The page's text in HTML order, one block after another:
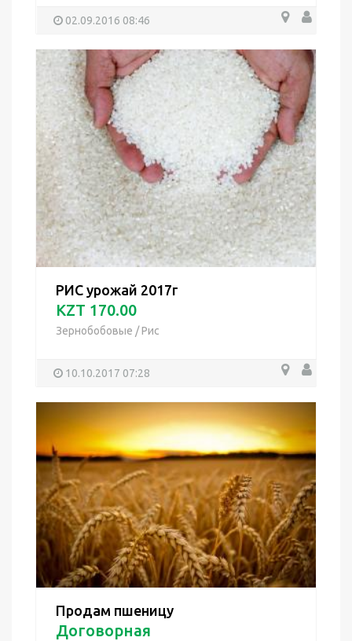
02.09.2016 08:46
РИС урожай 2017г
KZT 170.00
Зернобобовые /Рис
10.10.2017 07:28
Продам пшеницу
Договорная